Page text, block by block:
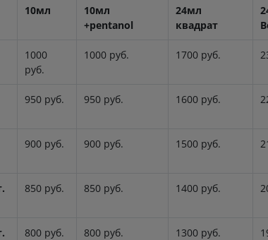
10мл
10мл
+pentanol
24мл
квадрат
1000
руб.
1000 руб. 1700 руб.
950 руб. 950 руб. 1600 руб.
900 руб. 900 руб. 1500 руб.
850 руб. 850 руб. 1400 руб.
800 руб. 800 руб. 1300 руб.